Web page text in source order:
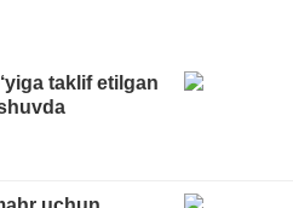
taklif etilgan